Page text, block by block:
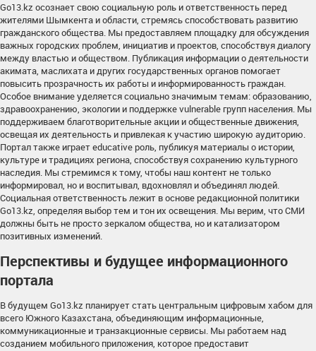
Go13.kz осознает свою социальную роль и ответственность перед
жителями Шымкента и области, стремясь способствовать развитию
гражданского общества. Мы предоставляем площадку для обсуждения
важных городских проблем, инициатив и проектов, способствуя диалогу
между властью и обществом. Публикация информации о деятельности
акимата, маслихата и других государственных органов помогает
повысить прозрачность их работы и информированность граждан.
Особое внимание уделяется социально значимым темам: образованию,
здравоохранению, экологии и поддержке vulnerable групп населения. Мы
поддерживаем благотворительные акции и общественные движения,
освещая их деятельность и привлекая к участию широкую аудиторию.
Портал также играет educative роль, публикуя материалы о истории,
культуре и традициях региона, способствуя сохранению культурного
наследия. Мы стремимся к тому, чтобы наш контент не только
информировал, но и воспитывал, вдохновлял и объединял людей.
Социальная ответственность лежит в основе редакционной политики
Go13.kz, определяя выбор тем и тон их освещения. Мы верим, что СМИ
должны быть не просто зеркалом общества, но и катализатором
позитивных изменений.
Перспективы и будущее информационного
портала
В будущем Go13.kz планирует стать центральным цифровым хабом для
всего Южного Казахстана, объединяющим информационные,
коммуникационные и транзакционные сервисы. Мы работаем над
созданием мобильного приложения, которое предоставит